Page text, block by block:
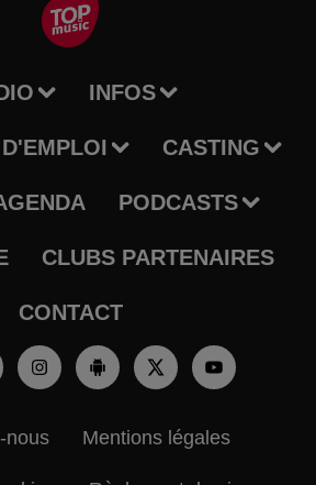
INFOS
CASTING
PODCASTS
CLUBS PARTENAIRES
CONTACT
nous Mentions légales